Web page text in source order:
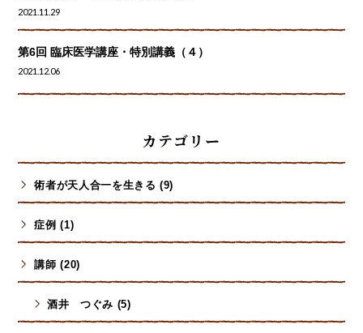
2021.11.29
第6回 臨床医学講座・特別講義（４）
2021.12.06
カテゴリー
術者が天人合一を生きる (9)
症例 (1)
講師 (20)
酒井 つぐみ (5)